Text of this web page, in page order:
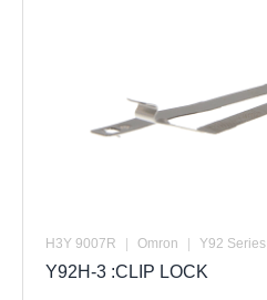
H3Y 9007R | Omron | Y92 Series
Y92H-3 :CLIP LOCK